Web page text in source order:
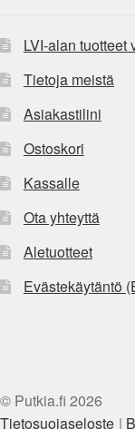
LVI-alan tuotteet
Tietoja meistä
Asiakastilini
Ostoskori
Kassalle
Ota yhteyttä
Aletuotteet
Evästekäytäntö
© Putkia.fi 2026
Tietosuojaseloste